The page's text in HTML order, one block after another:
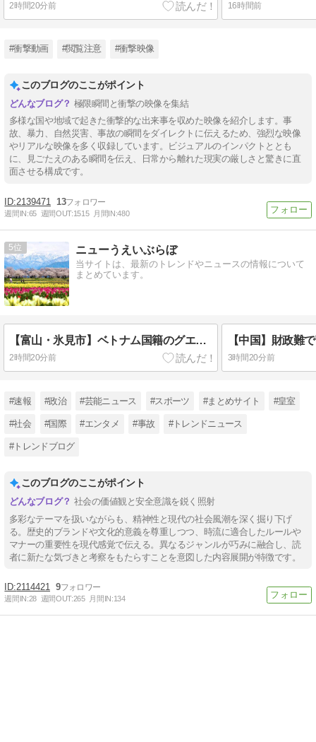
2時間20分前 16時間前
#衝撃動画 #閲覧注意 #衝撃映像
このブログのここがポイント
極限瞬間と衝撃の映像を集結
多様な国や地域で起きた衝撃的な出来事を収めた映像を紹介します。事
故、暴力、自然災害、事故の瞬間をダイレクトに伝えるため、強烈な映像
やリアルな映像を多く収録しています。ビジュアルのインパクトととも
に、見ごたえのある瞬間を伝え、日常から離れた現実の厳しさと驚きに直
面させる構成です。
2139471 13
週間IN:65 週間OUT:1515 月間IN:480
5 ニューうえいぶらぼ
当サイトは、最新のトレンドやニュースの情報について
まとめています。
【富山・氷見市】ベトナム国籍のグエン容疑者ら２人を逮捕‼ 太陽光発電所から銅線ケーブル2210キロを盗む
2時間20分前 3時間20分前
#速報 #政治 #芸能ニュース #スポーツ #まとめサイト #皇室
#社会 #国際 #エンタメ #事故 #トレンドニュース
#トレンドブログ
このブログのここがポイント
社会の価値観と安全意識を鋭く照射
多彩なテーマを扱いながらも、精神性と現代の社会風潮を深く掘り下げ
る。歴史的ブランドや文化的意義を尊重しつつ、時流に適合したルールや
マナーの重要性を現代感覚で伝える。異なるジャンルが巧みに融合し、読
者に新たな気づきと考察をもたらすことを意図した内容展開が特徴です。
2114421 9
週間IN:28 週間OUT:265 月間IN:134